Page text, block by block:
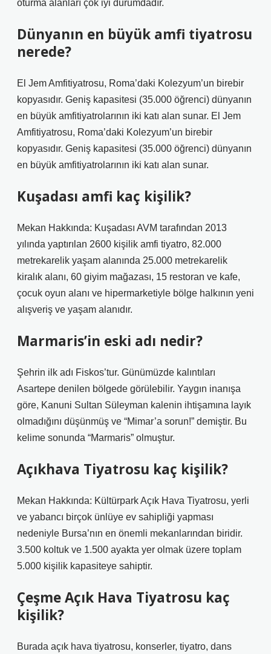
oturma alanları çok iyi durumdadır.
Dünyanın en büyük amfi tiyatrosu
nerede?
El Jem Amfitiyatrosu, Roma’daki Kolezyum’un birebir
kopyasıdır. Geniş kapasitesi (35.000 öğrenci) dünyanın
en büyük amfitiyatrolarının iki katı alan sunar. El Jem
Amfitiyatrosu, Roma’daki Kolezyum’un birebir
kopyasıdır. Geniş kapasitesi (35.000 öğrenci) dünyanın
en büyük amfitiyatrolarının iki katı alan sunar.
Kuşadası amfi kaç kişilik?
Mekan Hakkında: Kuşadası AVM tarafından 2013
yılında yaptırılan 2600 kişilik amfi tiyatro, 82.000
metrekarelik yaşam alanında 25.000 metrekarelik
kiralık alanı, 60 giyim mağazası, 15 restoran ve kafe,
çocuk oyun alanı ve hipermarketiyle bölge halkının yeni
alışveriş ve yaşam alanıdır.
Marmaris’in eski adı nedir?
Şehrin ilk adı Fiskos’tur. Günümüzde kalıntıları
Asartepe denilen bölgede görülebilir. Yaygın inanışa
göre, Kanuni Sultan Süleyman kalenin ihtişamına layık
olmadığını düşünmüş ve “Mimar’a sorun!” demiştir. Bu
kelime sonunda “Marmaris” olmuştur.
Açıkhava Tiyatrosu kaç kişilik?
Mekan Hakkında: Kültürpark Açık Hava Tiyatrosu, yerli
ve yabancı birçok ünlüye ev sahipliği yapması
nedeniyle Bursa’nın en önemli mekanlarından biridir.
3.500 koltuk ve 1.500 ayakta yer olmak üzere toplam
5.000 kişilik kapasiteye sahiptir.
Çeşme Açık Hava Tiyatrosu kaç
kişilik?
Burada açık hava tiyatrosu, konserler, tiyatro, dans